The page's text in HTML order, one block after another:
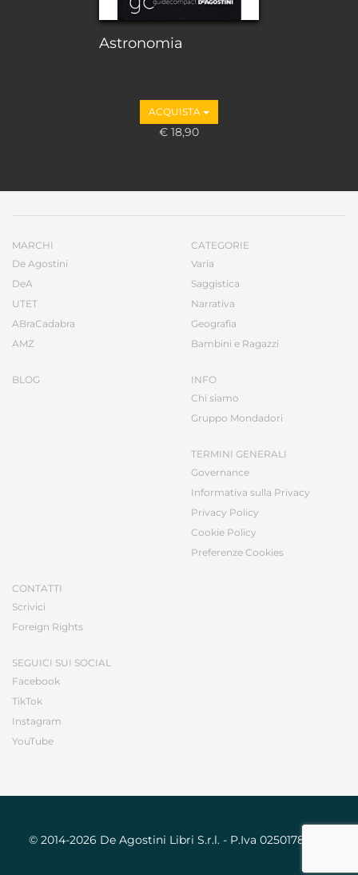
Astronomia
ACQUISTA
€ 18,90
MARCHI
De Agostini
DeA
UTET
ABraCadabra
AMZ
BLOG
CATEGORIE
Varia
Saggistica
Narrativa
Geografia
Bambini e Ragazzi
INFO
Chi siamo
Gruppo Mondadori
TERMINI GENERALI
Governance
Informativa sulla Privacy
Privacy Policy
Cookie Policy
Preferenze Cookies
CONTATTI
Scrivici
Foreign Rights
SEGUICI SUI SOCIAL
Facebook
TikTok
Instagram
YouTube
© 2014-2026 De Agostini Libri S.r.l. - P.Iva 02501780031